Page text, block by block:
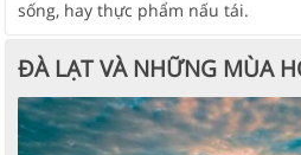
sống, hay thực phẩm nấu tái.
ĐÀ LẠT VÀ NHỮNG MÙA